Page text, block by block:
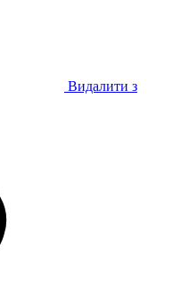
Видалити з